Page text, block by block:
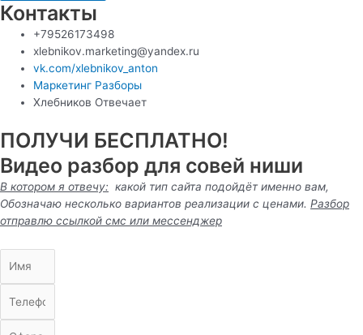
Контакты
+79526173498
xlebnikov.marketing@yandex.ru
vk.com/xlebnikov_anton
Маркетинг Разборы
Хлебников Отвечает
ПОЛУЧИ БЕСПЛАТНО!
Видео разбор для совей ниши
В котором я отвечу: какой тип сайта подойдёт именно вам,
Обозначаю несколько вариантов реализации с ценами. Разбор
отправлю ссылкой смс или мессенджер